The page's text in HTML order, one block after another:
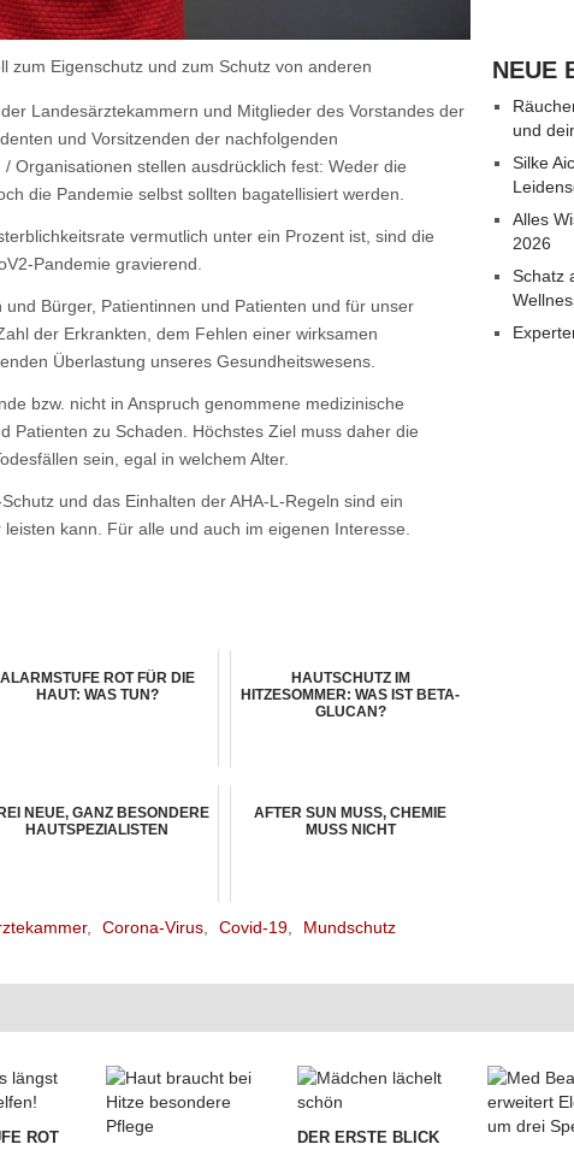
zum Eigenschutz und zum Schutz von anderen
Landesärztekammern und Mitglieder des Vorstandes der
und Vorsitzenden der nachfolgenden
Organisationen stellen ausdrücklich fest: Weder die
die Pandemie selbst sollten bagatellisiert werden.
vermutlich unter ein Prozent ist, sind die
Pandemie gravierend.
Bürger, Patientinnen und Patienten und für unser
der Erkrankten, dem Fehlen einer wirksamen
Überlastung unseres Gesundheitswesens.
bzw. nicht in Anspruch genommene medizinische
Patienten zu Schaden. Höchstes Ziel muss daher die
sein, egal in welchem Alter.
und das Einhalten der AHA-L-Regeln sind ein
kann. Für alle und auch im eigenen Interesse.
ALARMSTUFE ROT FÜR DIE
HAUT: WAS TUN?
HAUTSCHUTZ IM
HITZESOMMER: WAS IST BETA-
GLUCAN?
NEUE, GANZ BESONDERE
HAUTSPEZIALISTEN
AFTER SUN MUSS, CHEMIE
MUSS NICHT
, Corona-Virus Covid-19 Mundschutz
NEUE
und
Silke
Alles
2026
Schatz
ROT DER ERSTE BLICK